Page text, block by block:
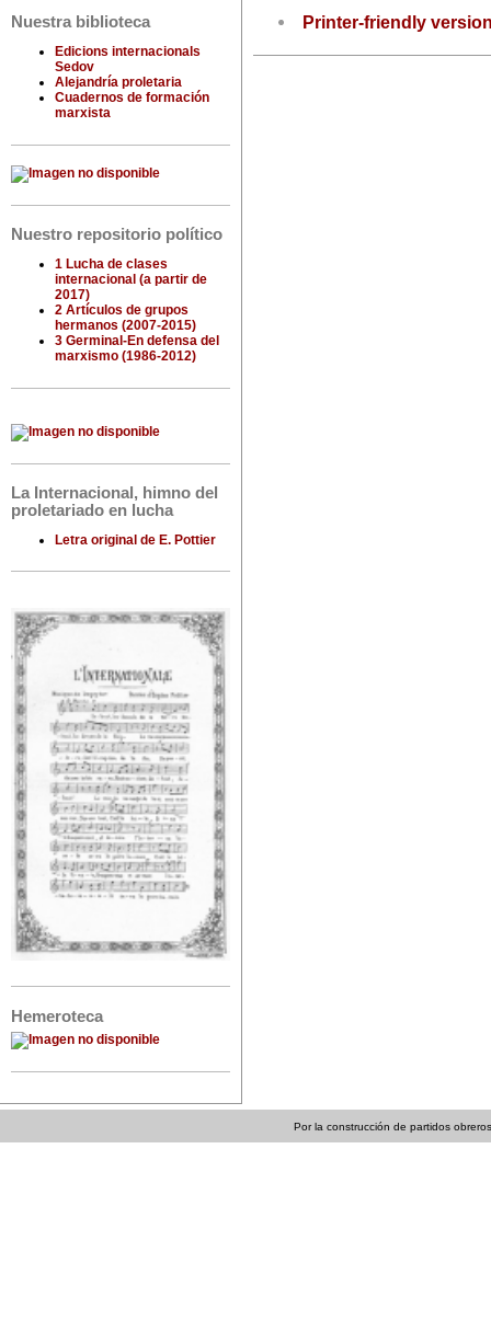
Nuestra biblioteca
Edicions internacionals
Sedov
Alejandría proletaria
Cuadernos de formación
marxista
Nuestro repositorio político
1 Lucha de clases
internacional (a partir de
2017)
2 Artículos de grupos
hermanos (2007-2015)
3 Germinal-En defensa del
marxismo (1986-2012)
La Internacional, himno del
proletariado en lucha
Letra original de E. Pottier
Hemeroteca
Printer-friendly
Por la construcción de partidos